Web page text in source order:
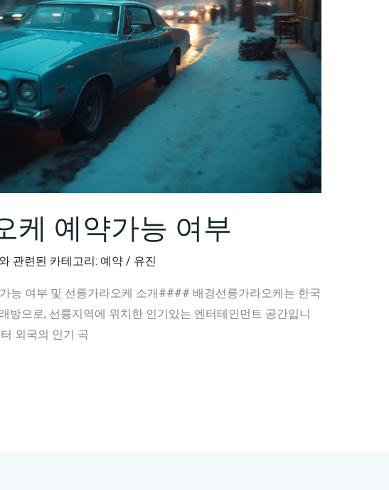
케 예약가능 여부
관련된 카테고리: 예약/ 유진
능 여부 및 선릉가라오케 소개#### 배경선릉가라오케는 한국
방으로, 선릉지역에 위치한 인기있는 엔터테인먼트 공간입니
외국의 인기 곡